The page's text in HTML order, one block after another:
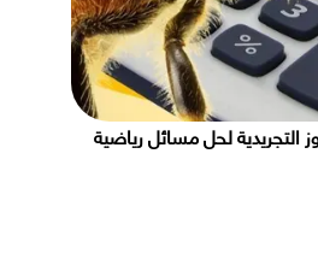
التجريدية لحل مسائل رياضية